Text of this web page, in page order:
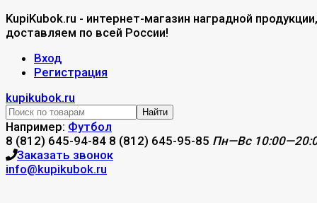
KupiKubok.ru - интернет-магазин наградной продукции,
доставляем по всей России!
Вход
Регистрация
kupikubok.ru
Найти
Например: Футбол
8 (812) 645-94-84 8 (812) 645-95-85 Пн—Вс
Заказать звонок
info@kupikubok.ru